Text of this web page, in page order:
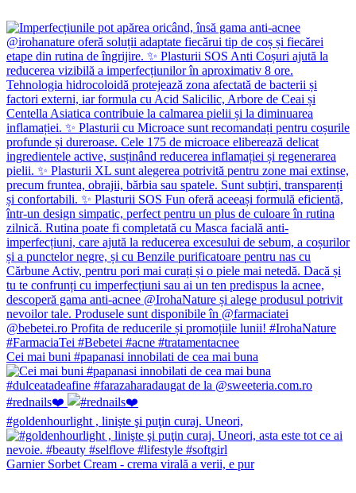
Cei mai buni #papanasi innobilati de cea mai buna
#rednails❤️
#goldenhourlight , linişte şi puţin curaj. Uneori,
Garnier Sorbet Cream - crema virală a verii, e pur